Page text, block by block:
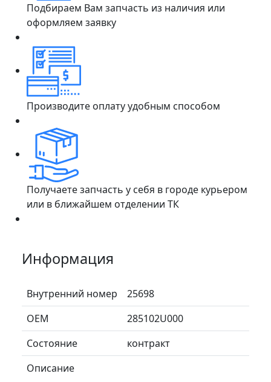
Подбираем Вам запчасть из наличия или
оформляем заявку
Производите оплату удобным способом
Получаете запчасть у себя в городе курьером
или в ближайшем отделении ТК
Информация
Внутренний номер
25698
ОЕМ
285102U000
Состояние
контракт
Описание